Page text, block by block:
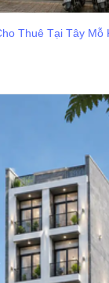
Thuê Tại Tây Mỗ